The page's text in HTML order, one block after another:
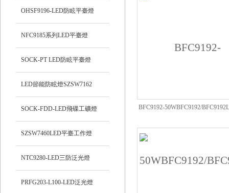
泛光燈
OHSF9196-LED防眩平臺燈
NFC9185系列LED平臺燈
SOCK-PT LED防眩平臺燈
LED節能防眩燈SZSW7162
SOCK-FDD-LED飛碟工礦燈
SZSW7460LED平臺工作燈
NTC9280-LED三防泛光燈
PRFG203-L100-LED泛光燈
BFC9192-50WBFC9192/